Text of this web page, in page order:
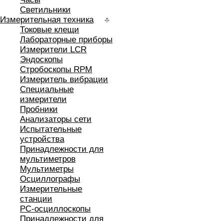
Светильники
Измерительная техника
Токовые клещи
Лабораторные приборы
Измерители LCR
Эндоскопы
Стробоскопы RPM
Измеритель вибрации
Специальные
измерители
Пробники
Анализаторы сети
Испытательные
устройства
Принадлежности для
мультиметров
Мультиметры
Осциллографы
Измерительные
станции
РС-осциллоскопы
Принадлежности для